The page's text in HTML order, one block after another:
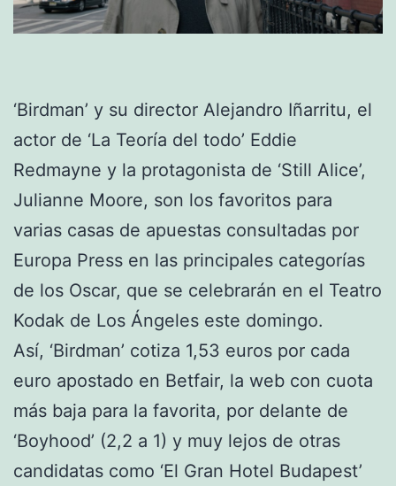
‘Birdman’ y su director Alejandro Iñarritu, el
actor de ‘La Teoría del todo’ Eddie
Redmayne y la protagonista de ‘Still Alice’,
Julianne Moore, son los favoritos para
varias casas de apuestas consultadas por
Europa Press en las principales categorías
de los Oscar, que se celebrarán en el Teatro
Kodak de Los Ángeles este domingo.
Así, ‘Birdman’ cotiza 1,53 euros por cada
euro apostado en Betfair, la web con cuota
más baja para la favorita, por delante de
‘Boyhood’ (2,2 a 1) y muy lejos de otras
candidatas como ‘El Gran Hotel Budapest’